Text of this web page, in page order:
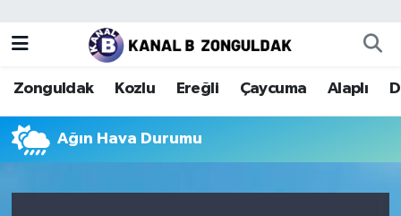
Zonguldak Kozlu Ereğli Çaycuma Alaplı
Ağın Hava Durumu
Zonguldak
Kozlu
Ereğli
Zonguldak Nöbetçi Eczaneler
Zonguldak Hava Durumu
Zonguldak Trafik Yoğunluk Haritası